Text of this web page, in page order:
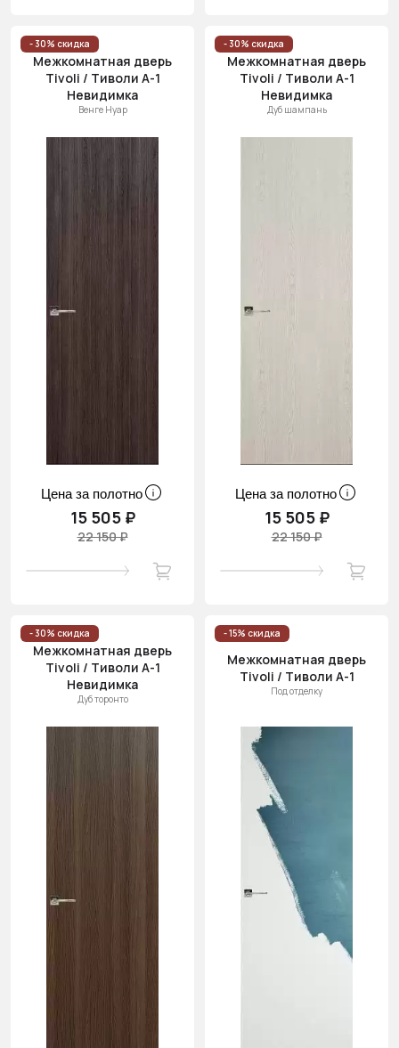
- 30% скидка
Межкомнатная дверь
Tivoli / Тиволи А-1
Невидимка
Венге Нуар
Цена за полотно
15 505 ₽
22 150 ₽
- 30% скидка
Межкомнатная дверь
Tivoli / Тиволи А-1
Невидимка
Дуб шампань
Цена за полотно
15 505 ₽
22 150 ₽
- 30% скидка
Межкомнатная дверь
Tivoli / Тиволи А-1
Невидимка
Дуб торонто
- 15% скидка
Межкомнатная дверь
Tivoli / Тиволи А-1
Под отделку